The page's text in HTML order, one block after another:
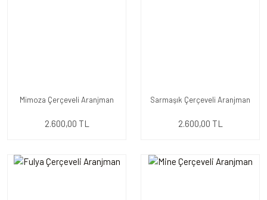
Mimoza Çerçeveli Aranjman
2.600,00 TL
Sarmaşık Çerçeveli Aranjman
2.600,00 TL